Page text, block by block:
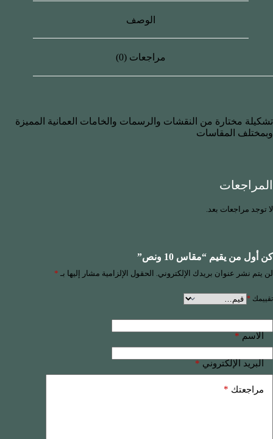
الوصف
مراجعات (0)
تشكيلة مختارة من النقشات والرسمات والخامات العمانية المميزة
وبمختلف المقاسات
المراجعات
لا توجد مراجعات بعد.
كن أول من يقيم “مقاس 10 ونص”
لن يتم نشر عنوان بريدك الإلكتروني. الحقول الإلزامية مشار إليها بـ *
تقييمك *
الاسم*
البريد الإلكتروني*
مراجعتك *